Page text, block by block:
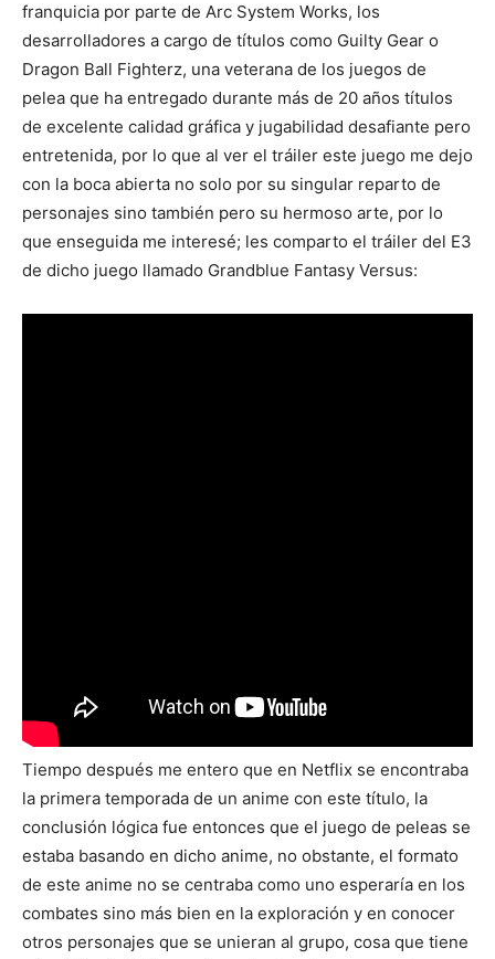
franquicia por parte de Arc System Works, los
desarrolladores a cargo de títulos como Guilty Gear o
Dragon Ball Fighterz, una veterana de los juegos de
pelea que ha entregado durante más de 20 años títulos
de excelente calidad gráfica y jugabilidad desafiante pero
entretenida, por lo que al ver el tráiler este juego me dejo
con la boca abierta no solo por su singular reparto de
personajes sino también pero su hermoso arte, por lo
que enseguida me interesé; les comparto el tráiler del E3
de dicho juego llamado Grandblue Fantasy Versus:
Tiempo después me entero que en Netflix se encontraba
la primera temporada de un anime con este título, la
conclusión lógica fue entonces que el juego de peleas se
estaba basando en dicho anime, no obstante, el formato
de este anime no se centraba como uno esperaría en los
combates sino más bien en la exploración y en conocer
otros personajes que se unieran al grupo, cosa que tiene